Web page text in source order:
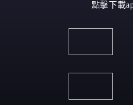
點擊下載